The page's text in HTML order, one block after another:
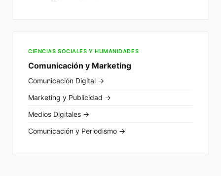
CIENCIAS SOCIALES Y HUMANIDADES
Comunicación y Marketing
Comunicación Digital →
Marketing y Publicidad →
Medios Digitales →
Comunicación y Periodismo →